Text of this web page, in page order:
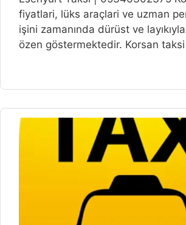
fiyatlari, lüks araçlari ve uzman
işini zamanında dürüst ve
özen göstermektedir. Korsan